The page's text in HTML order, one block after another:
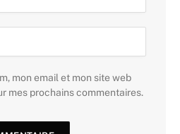
mon email et mon site web
mes prochains commentaires.